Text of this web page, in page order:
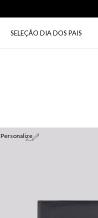
SELEÇÃO DIA DOS PAIS
Personalize